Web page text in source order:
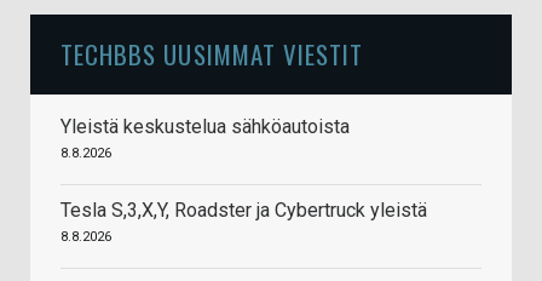
TECHBBS UUSIMMAT VIESTIT
Yleistä keskustelua sähköautoista
8.8.2026
Tesla S,3,X,Y, Roadster ja Cybertruck yleistä
8.8.2026